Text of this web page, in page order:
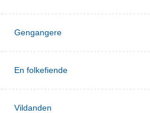
Gengangere
En folkefiende
Vildanden